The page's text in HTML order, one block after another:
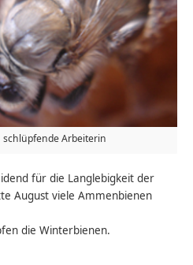
schlüpfende Arbeiterin
für die Langlebigkeit der
August viele Ammenbienen
die Winterbienen.